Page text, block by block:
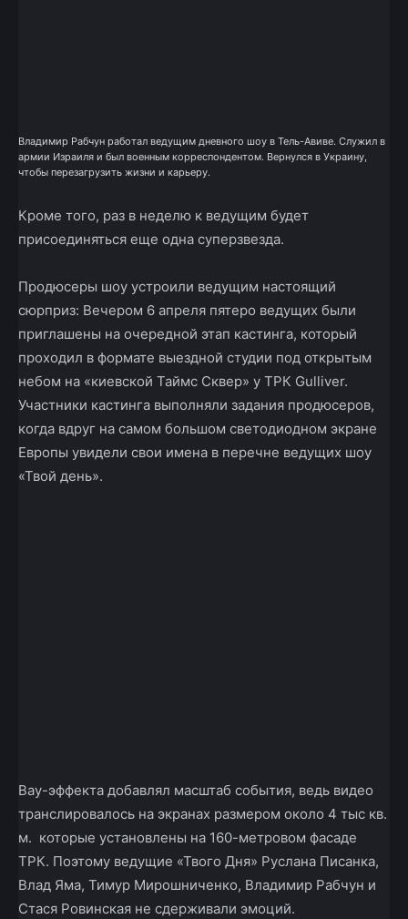
Владимир Рабчун работал ведущим дневного шоу в Тель-Авиве. Служил в
армии Израиля и был военным корреспондентом. Вернулся в Украину,
чтобы перезагрузить жизни и карьеру.
Кроме того, раз в неделю к ведущим будет
присоединяться еще одна суперзвезда.
Продюсеры шоу устроили ведущим настоящий
сюрприз: Вечером 6 апреля пятеро ведущих были
приглашены на очередной этап кастинга, который
проходил в формате выездной студии под открытым
небом на «киевской Таймс Сквер» у ТРК Gulliver.
Участники кастинга выполняли задания продюсеров,
когда вдруг на самом большом светодиодном экране
Европы увидели свои имена в перечне ведущих шоу
«Твой день».
Вау-эффекта добавлял масштаб события, ведь видео
транслировалось на экранах размером около 4 тыс кв.
м. которые установлены на 160-метровом фасаде
ТРК. Поэтому ведущие «Твого Дня» Руслана Писанка,
Влад Яма, Тимур Мирошниченко, Владимир Рабчун и
Стася Ровинская не сдерживали эмоций.